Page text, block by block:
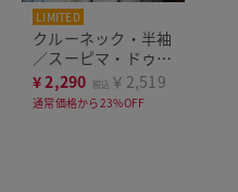
LIMITED
クルーネック・半袖
／スーピマ・ドゥク
ラッセTシャツ
¥2,290 税込 ￥2,519
通常価格から23%OFF